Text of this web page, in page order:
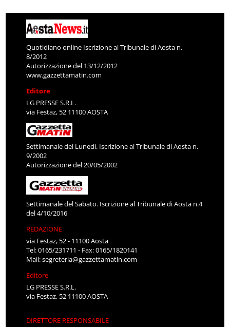
Quotidiano online Iscrizione al Tribunale di Aosta n.
8/2012
Autorizzazione del 13/12/2012
www.gazzettamatin.com
Editore
LG PRESSE S.R.L.
via Festaz, 52 11100 AOSTA
Settimanale del Lunedì. Iscrizione al Tribunale di Aosta n.
9/2002
Autorizzazione del 20/05/2002
Settimanale del Sabato. Iscrizione al Tribunale di Aosta n.4
del 4/10/2016
REDAZIONE
via Festaz, 52 - 11100 Aosta
Tel: 0165/231711 - Fax: 0165/1820141
Mail:segreteria@gazzettamatin.com
Editore
LG PRESSE S.R.L.
via Festaz, 52 11100 AOSTA
DIRETTORE RESPONSABILE